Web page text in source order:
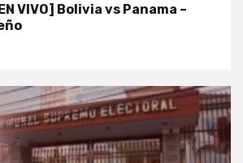
VIVO] Bolivia vs Panama –